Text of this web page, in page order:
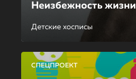
Неизбежность жизни
Детские хосписы
СПЕЦПРОЕКТ